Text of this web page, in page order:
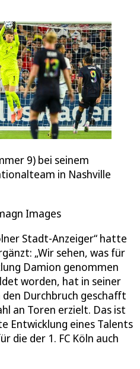
9) bei seinem
in Nashville
Images
Stadt-Anzeiger“ hatte
„Wir sehen, was für
Damion genommen
worden, hat in seiner
Durchbruch geschafft
an Toren erzielt. Das ist
Entwicklung eines Talents
die der 1. FC Köln auch